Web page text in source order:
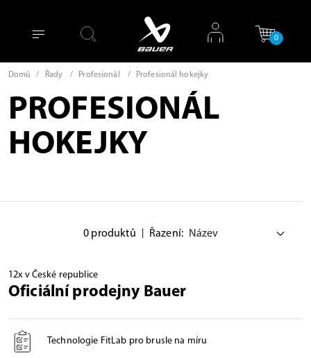
0
Domů / Řady / Profesionál / Profesionál hokejky
PROFESIONÁL
HOKEJKY
0 produktů Řazení:
12x v České republice
Oficiální prodejny Bauer
Technologie FitLab pro brusle na míru